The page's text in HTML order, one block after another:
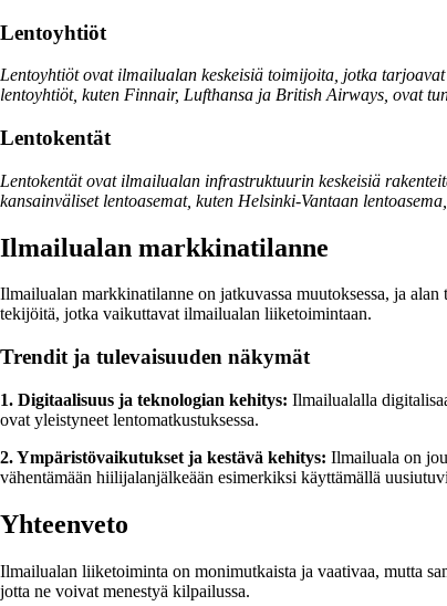
Lentoyhtiöt
Lentoyhtiöt ovat ilmailualan keskeisiä toimijoita, jotka
lentoyhtiöt, kuten Finnair, Lufthansa ja British Airways, ovat
Lentokentät
Lentokentät ovat ilmailualan infrastruktuurin keskeisiä
kansainväliset lentoasemat, kuten Helsinki-Vantaan
Ilmailualan markkinatilanne
Ilmailualan markkinatilanne on jatkuvassa muutoksessa, ja
tekijöitä, jotka vaikuttavat ilmailualan liiketoimintaan.
Trendit ja tulevaisuuden näkymät
1. Digitaalisuus ja teknologian kehitys: Ilmailualalla
ovat yleistyneet lentomatkustuksessa.
2. Ympäristövaikutukset ja kestävä kehitys: Ilmailuala on
vähentämään hiilijalanjälkeään esimerkiksi käyttämällä
Yhteenveto
Ilmailualan liiketoiminta on monimutkaista ja vaativaa, mutta
jotta ne voivat menestyä kilpailussa.